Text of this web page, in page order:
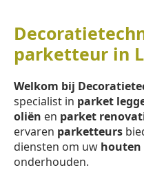
parketteur in
Welkom bij
specialist in parket
oliën en parket
ervaren parketteurs
diensten om uw houten
onderhouden.